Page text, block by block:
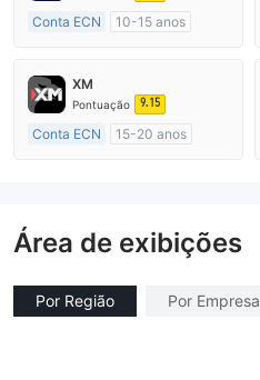
Conta ECN
10-15 anos
Market Marketing (MM)
Etiqueta principal MT4
XM
Pontuação 9.15
Conta ECN
15-20 anos
Área de exibições
Por Região Por Empresa